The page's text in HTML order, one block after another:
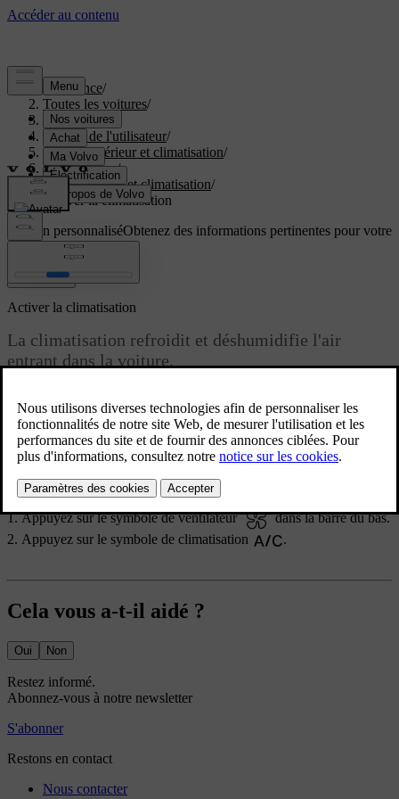
Assistance/
Toutes les voitures/
EC40 2027/
Manuel de l'utilisateur/
Confort intérieur et climatisation/
Climatisation/
Température et climatisation/
Activer la climatisation
Soutien personnaliséObtenez des informations pertinentes pour votre
voiture.
Connexion
Activer la climatisation
La climatisation refroidit et déshumidifie l'air
entrant dans la voiture.
Lorsque vous sélectionnez la climatisation, elle s'active ou se
désactive automatiquement pour maintenir la température définie.
Les vitres, les portes et le coffre doivent être fermés pour que la
climatisation fonctionne efficacement.
Appuyez sur le symbole de ventilateur
dans la barre du bas.
Appuyez sur le symbole de climatisation
.
Cela vous a-t-il aidé ?
Oui Non